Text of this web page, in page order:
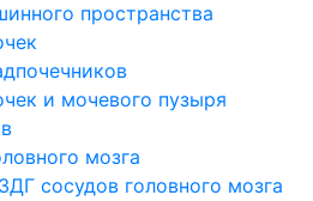
пространства
и мочевого пузыря
мозга
сосудов головного мозга